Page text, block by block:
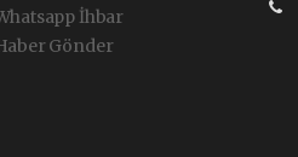
İhbar
Gönder